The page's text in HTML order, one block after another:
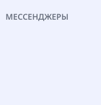
МЕССЕНДЖЕРЫ